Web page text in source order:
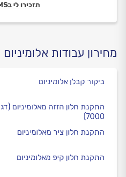
תזכירו לי בSMS
מחירון עבודות אלומיניום
ביקור קבלן אלומיניום
התקנת חלון הזזה מאלומיניום
7000)
התקנת חלון ציר מאלומיניום
התקנת חלון קיפ מאלומיניום